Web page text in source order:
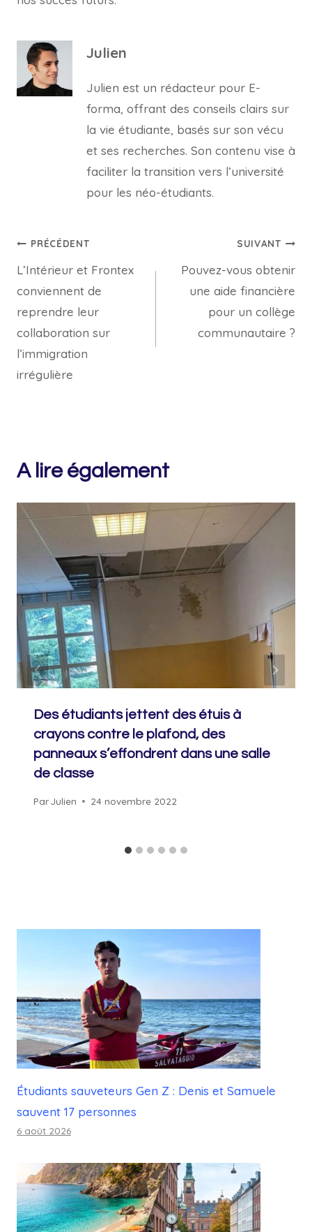
Julien
Julien est un rédacteur pour E-
forma, offrant des conseils clairs sur
la vie étudiante, basés sur son vécu
et ses recherches. Son contenu vise à
faciliter la transition vers l’université
pour les néo-étudiants.
Navigation
de
l’article
PRÉCÉDENT
L’Intérieur et Frontex
conviennent de
reprendre leur
collaboration sur
l’immigration
irrégulière
SUIVANT
Pouvez-vous obtenir
une aide financière
pour un collège
communautaire ?
A lire également
Des étudiants jettent des étuis à
crayons contre le plafond, des
panneaux s’effondrent dans une salle
de classe
ParJulien 24 novembre 2022
Étudiants sauveteurs Gen Z : Denis et Samuele
sauvent 17 personnes
6 août 2026